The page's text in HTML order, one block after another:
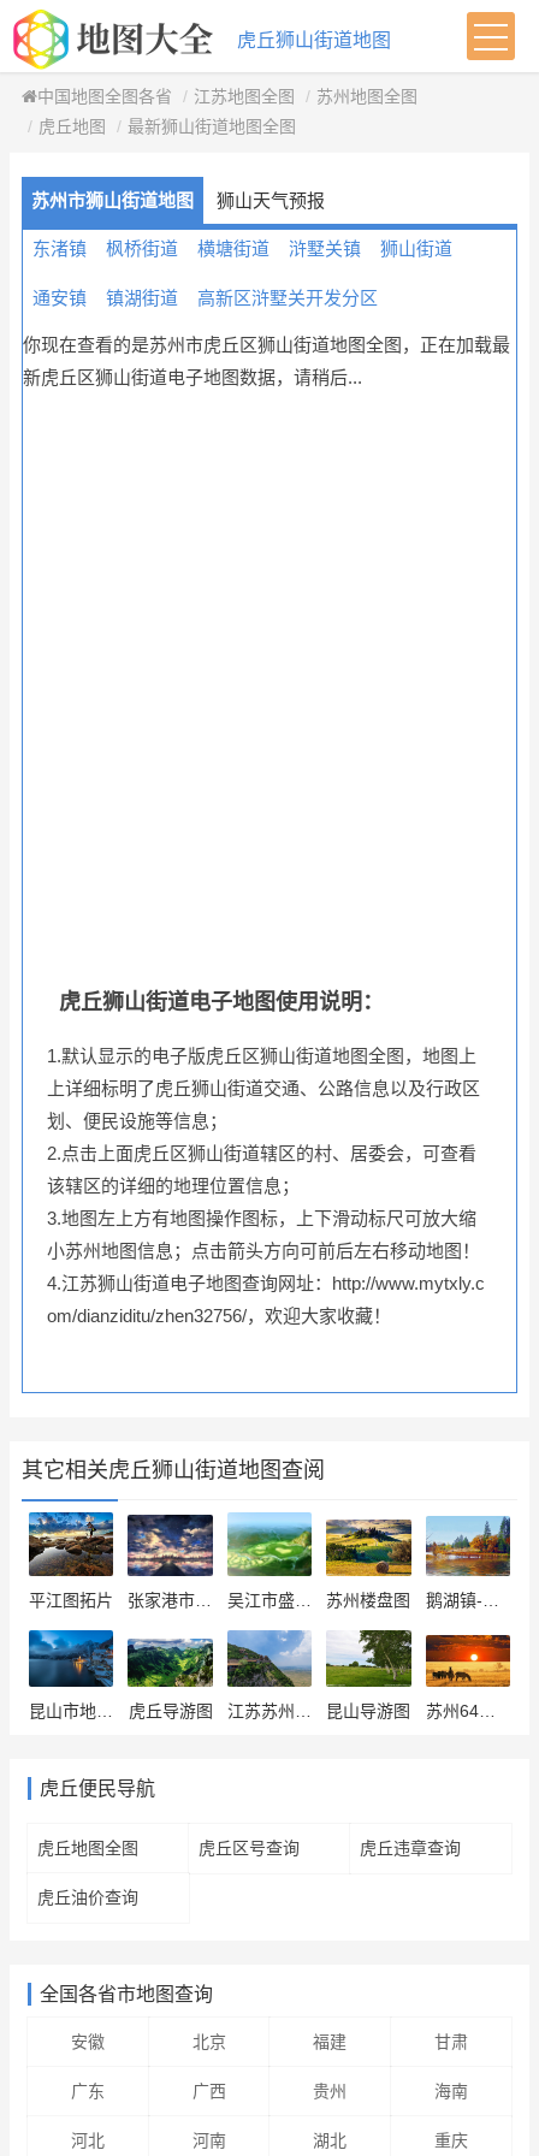
虎丘狮山街道地图
中国地图全图各省 江苏地图全图
苏州地图全图
虎丘地图
最新狮山街道地图全图
苏州市狮山街道地图 狮山天气预报
东渚镇 枫桥街道 横塘街道 浒墅关镇 狮山街道
通安镇 镇湖街道 高新区浒墅关开发分区
你现在查看的是苏州市虎丘区狮山街道地图全图，正在加载最
新虎丘区狮山街道电子地图数据，请稍后...
虎丘狮山街道电子地图使用说明：
1.默认显示的电子版虎丘区狮山街道地图全图，地图上
上详细标明了虎丘狮山街道交通、公路信息以及行政区
划、便民设施等信息；
2.点击上面虎丘区狮山街道辖区的村、居委会，可查看
该辖区的详细的地理位置信息；
3.地图左上方有地图操作图标，上下滑动标尺可放大缩
小苏州地图信息；点击箭头方向可前后左右移动地图！
4.江苏狮山街道电子地图查询网址：http://www.mytxly.c
om/dianziditu/zhen32756/，欢迎大家收藏！
其它相关虎丘狮山街道地图查阅
平江图拓片 吴江市盛泽镇镇区地图 苏州楼盘图
虎丘导游图 昆山导游图 苏州64路公交全图
虎丘便民导航
虎丘地图全图 虎丘区号查询 虎丘违章查询
虎丘油价查询
全国各省市地图查询
安徽 北京 福建 甘肃
广东 广西 贵州 海南
河北 河南 湖北 重庆